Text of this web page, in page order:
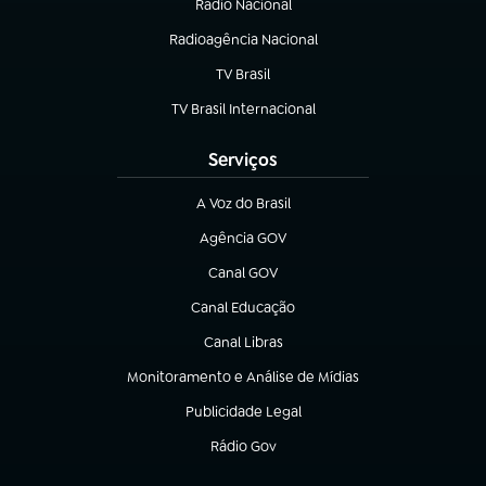
Rádio Nacional
Radioagência Nacional
(abre em nova aba)
TV Brasil
(abre em nova aba)
TV Brasil Internacional
(abre em nova aba)
Serviços
A Voz do Brasil
(abre em nova aba)
Agência GOV
(abre em nova aba)
Canal GOV
(abre em nova aba)
Canal Educação
(abre em nova aba)
Canal Libras
(abre em nova aba)
Monitoramento e Análise de Mídias
(abre em nova aba)
Publicidade Legal
(abre em nova aba)
Rádio Gov
(abre em nova aba)